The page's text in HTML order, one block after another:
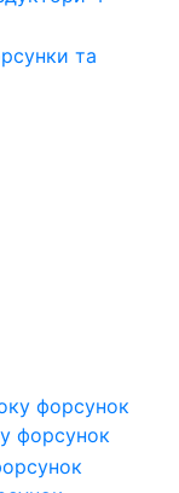
та
форсунок